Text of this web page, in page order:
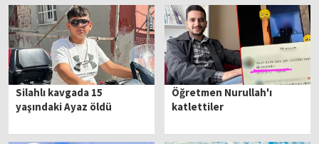
Silahlı kavgada 15
yaşındaki Ayaz öldü
Öğretmen Nurullah'ı
katlettiler